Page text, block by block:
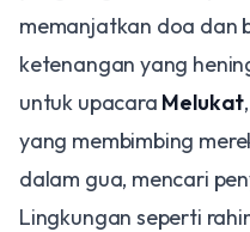
memanjatkan doa dan
ketenangan yang
untuk upacara Melukat
yang membimbing
dalam gua, mencari
Lingkungan seperti